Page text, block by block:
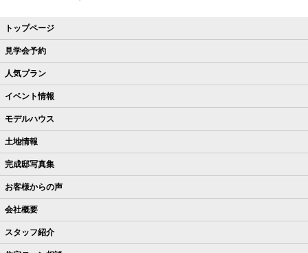
トップページ
見学会予約
人気プラン
イベント情報
モデルハウス
土地情報
完成邸写真集
お客様からの声
会社概要
スタッフ紹介